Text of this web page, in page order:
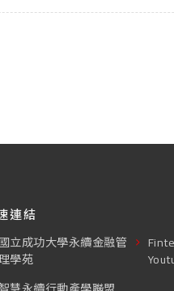
連結
立成功大學永續金融管
學苑